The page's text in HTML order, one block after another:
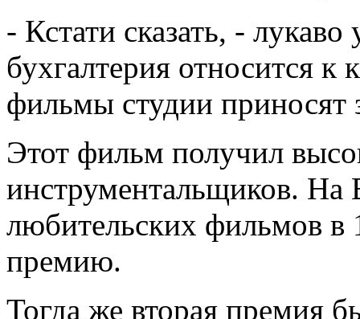
- Кстати сказать, -
бухгалтерия относится
фильмы студии
Этот фильм получил
инструментальщиков. На
любительских фильмов в
премию.
Тогда же вторая премия